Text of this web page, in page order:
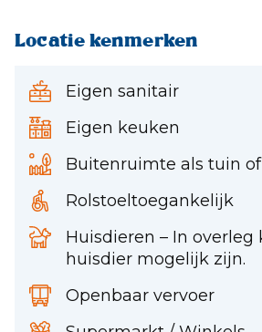
Locatie kenmerken
Eigen sanitair
Eigen keuken
Buitenruimte als tuin
Rolstoeltoegankelijk
Huisdieren – In overleg
huisdier mogelijk zijn.
Openbaar vervoer